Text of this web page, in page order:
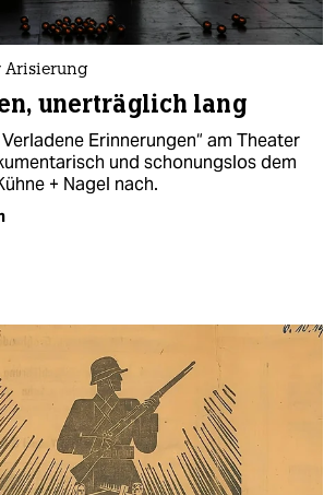
Arisierung
unerträglich lang
Erinnerungen“ am Theater
und schonungslos dem
+ Nagel nach.